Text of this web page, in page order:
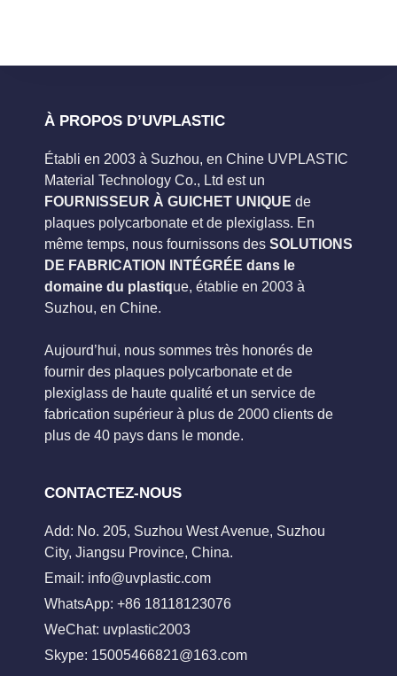
À PROPOS D’UVPLASTIC
Établi en 2003 à Suzhou, en Chine UVPLASTIC
Material Technology Co., Ltd est un
FOURNISSEUR À GUICHET UNIQUE de
plaques polycarbonate et de plexiglass. En
même temps, nous fournissons des SOLUTIONS
DE FABRICATION INTÉGRÉE dans le
domaine du plastique, établie en 2003 à
Suzhou, en Chine.
Aujourd’hui, nous sommes très honorés de
fournir des plaques polycarbonate et de
plexiglass de haute qualité et un service de
fabrication supérieur à plus de 2000 clients de
plus de 40 pays dans le monde.
CONTACTEZ-NOUS
Add: No. 205, Suzhou West Avenue, Suzhou
City, Jiangsu Province, China.
Email: info@uvplastic.com
WhatsApp: +86 18118123076
WeChat: uvplastic2003
Skype: 15005466821@163.com